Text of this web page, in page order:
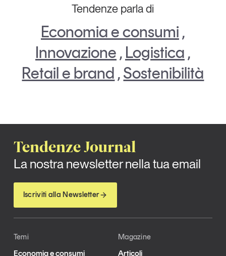
Tendenze parla di
Economia e consumi ,
Innovazione , Logistica ,
Retail e brand ,Sostenibilità
Tendenze Journal
La nostra newsletter nella tua email
Iscriviti alla Newsletter
Temi
Economia e consumi
Magazine
Articoli